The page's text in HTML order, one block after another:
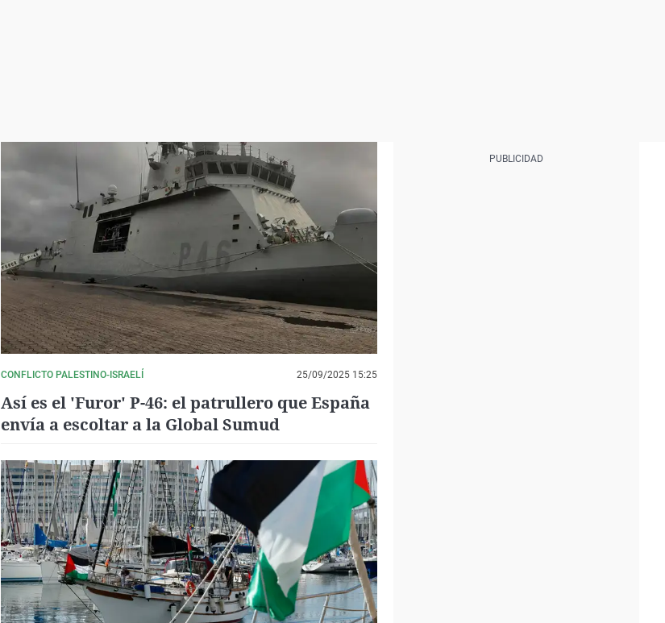
CONFLICTO PALESTINO-ISRAELÍ 25/09/2025 15:25
Así es el 'Furor' P-46: el patrullero que España
envía a escoltar a la Global Sumud